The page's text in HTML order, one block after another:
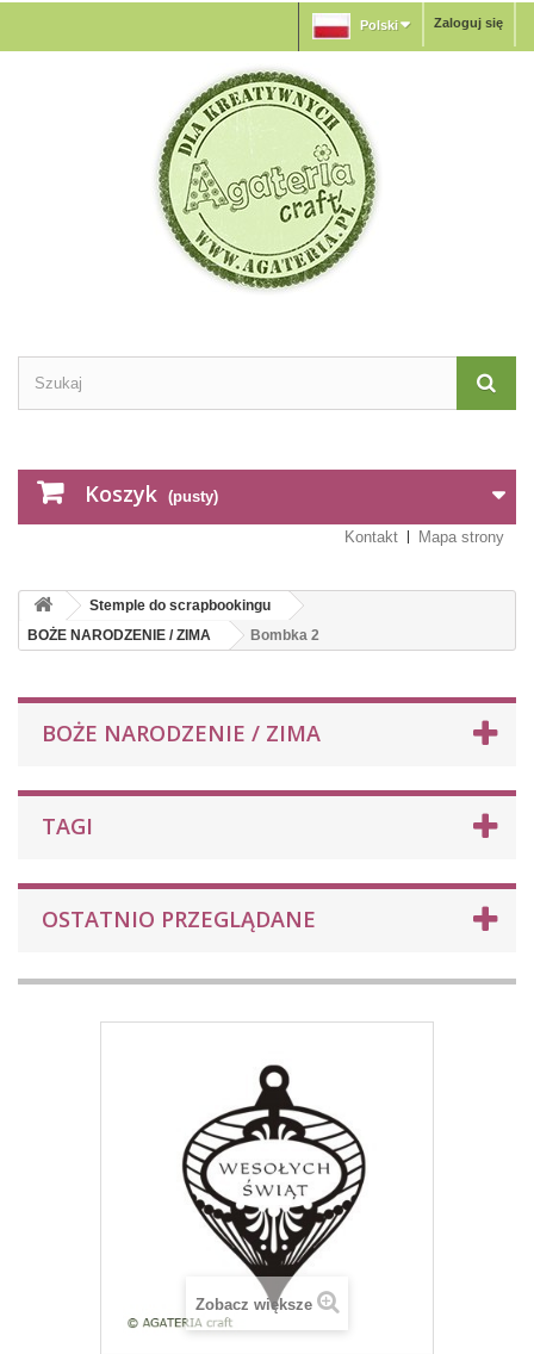
Zaloguj się
Polski
Koszyk (pusty)
Kontakt Mapa strony
Stemple do scrapbookingu
BOŻE NARODZENIE / ZIMA
Bombka 2
BOŻE NARODZENIE / ZIMA
TAGI
OSTATNIO PRZEGLĄDANE
Zobacz większe